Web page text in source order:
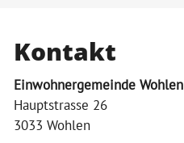
Kontakt
Einwohnergemeinde Wohlen
Hauptstrasse 26
3033 Wohlen